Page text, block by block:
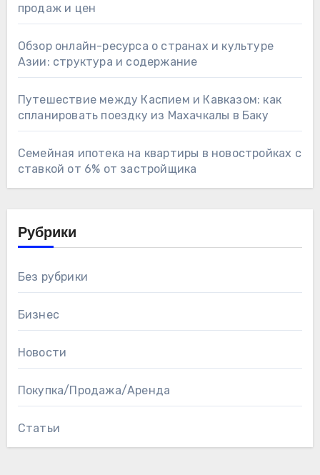
продаж и цен
Обзор онлайн-ресурса о странах и культуре
Азии: структура и содержание
Путешествие между Каспием и Кавказом: как
спланировать поездку из Махачкалы в Баку
Семейная ипотека на квартиры в новостройках с
ставкой от 6% от застройщика
Рубрики
Без рубрики
Бизнес
Новости
Покупка/Продажа/Аренда
Статьи